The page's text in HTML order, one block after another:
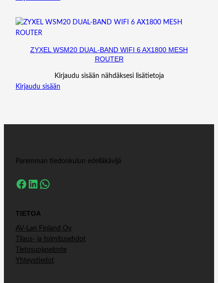
ZYXEL WSM20 DUAL-BAND WIFI 6 AX1800 MESH
ROUTER
Kirjaudu sisään nähdäksesi lisätietoja
Kirjaudu sisään
Paremman tiedonkulun edelläkävijä
Facebook LinkedIn WhatsApp
TIETOA
AV-Lan Finland Oy
Tilaus- ja toimitusehdot
Tietosuojaseloste
Yhteystiedot